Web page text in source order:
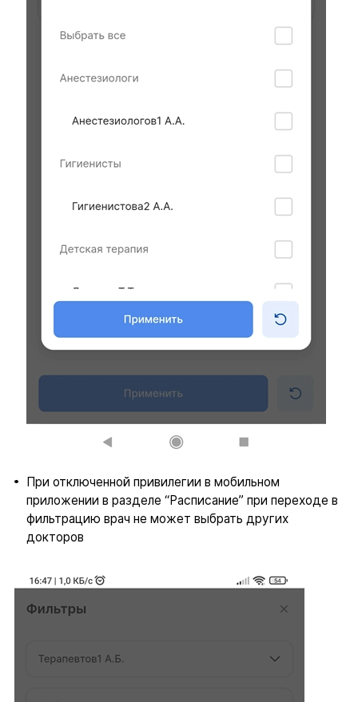
При отключенной привилегии в мобильном
приложении в разделе “Расписание” при переходе в
фильтрацию врач не может выбрать других
докторов